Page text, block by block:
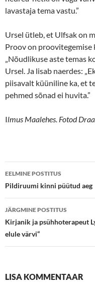
lavastaja tema vastu.”
Ursel ütleb, et Ulfsak on
Proov on proovitegemise
„Nõudlikuse aste temas
Ursel. Ja lisab naerdes:
piisavalt küüniline ka, et
pehmed sõnad ei huvita.”
Ilmus Maalehes. Fotod
Postituste
töölaud
EELMINE POSTITUS
Pildiruumi kinni püütud aeg
JÄRGMINE POSTITUS
Kirjanik ja psühhoterapeut
elule värvi“
LISA KOMMENTAAR